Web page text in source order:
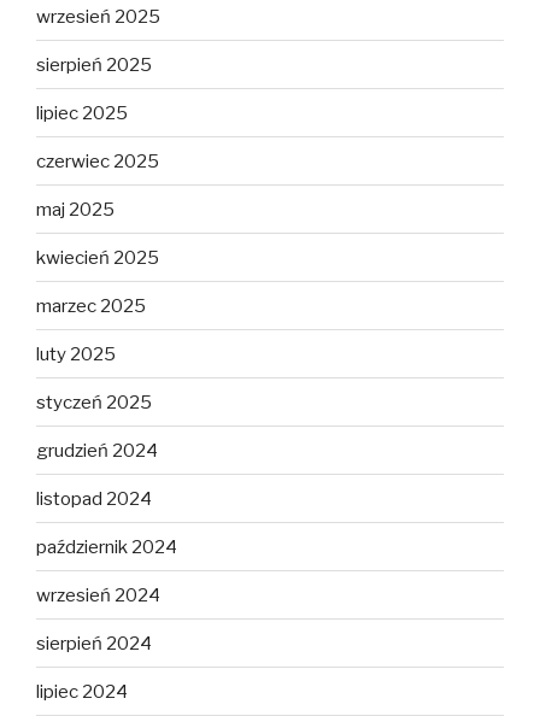
wrzesień 2025
sierpień 2025
lipiec 2025
czerwiec 2025
maj 2025
kwiecień 2025
marzec 2025
luty 2025
styczeń 2025
grudzień 2024
listopad 2024
październik 2024
wrzesień 2024
sierpień 2024
lipiec 2024